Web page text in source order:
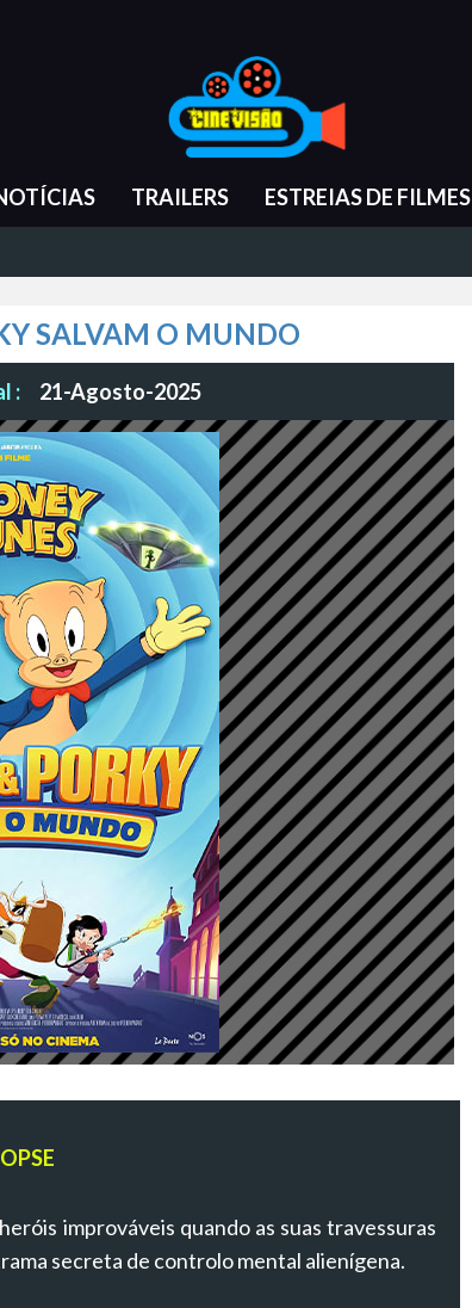
TRAILERS ESTREIAS DE FILMES
SALVAM O MUNDO
: 21-Agosto-2025
improváveis quando as suas travessuras
secreta de controlo mental alienígena.